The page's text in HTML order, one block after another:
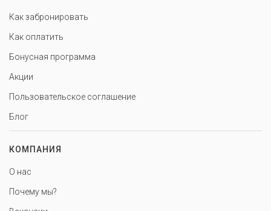
Как забронировать
Как оплатить
Бонусная программа
Акции
Пользовательское соглашение
Блог
КОМПАНИЯ
О нас
Почему мы?